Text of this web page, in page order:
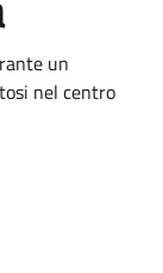
un
nel centro